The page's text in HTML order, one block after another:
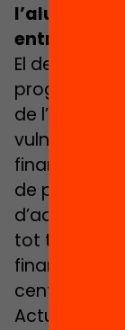
l’alumnat
entre tots
El decret
progressiu
de
vulnerable.
de permetre
d’aquest
tot tipus de
finançar la
centres